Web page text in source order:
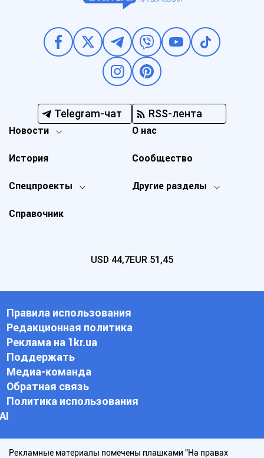
Telegram-чат RSS-лента
Новости
Спецпроекты Другие разделы
История
О нас
Справочник
Сообщество
USD 44,7EUR 51,45
Правила использования
Редакционная политика
Реклама на 1kr.ua
Поддержать
Медиа-команда
Обратная связь
Политика использования
АI
Рекламные материалы помечены плашками "На правах